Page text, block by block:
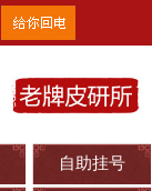
自助挂号